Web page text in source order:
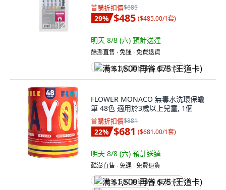
首購折扣價$685
29% $485 ($485.00/1套)
明天 8/8 (六) 預計送達
酷澎直售 ∙ 免運 ∙ 免費退貨
满 $1,500 再省 $75 (王道卡)
FLOWER MONACO 無毒水洗環保蠟
筆 48色 適用於3歲以上兒童, 1個
首購折扣價$881
22% $681 ($681.00/1套)
明天 8/8 (六) 預計送達
酷澎直售 ∙ 免運 ∙ 免費退貨
满 $1,500 再省 $75 (王道卡)